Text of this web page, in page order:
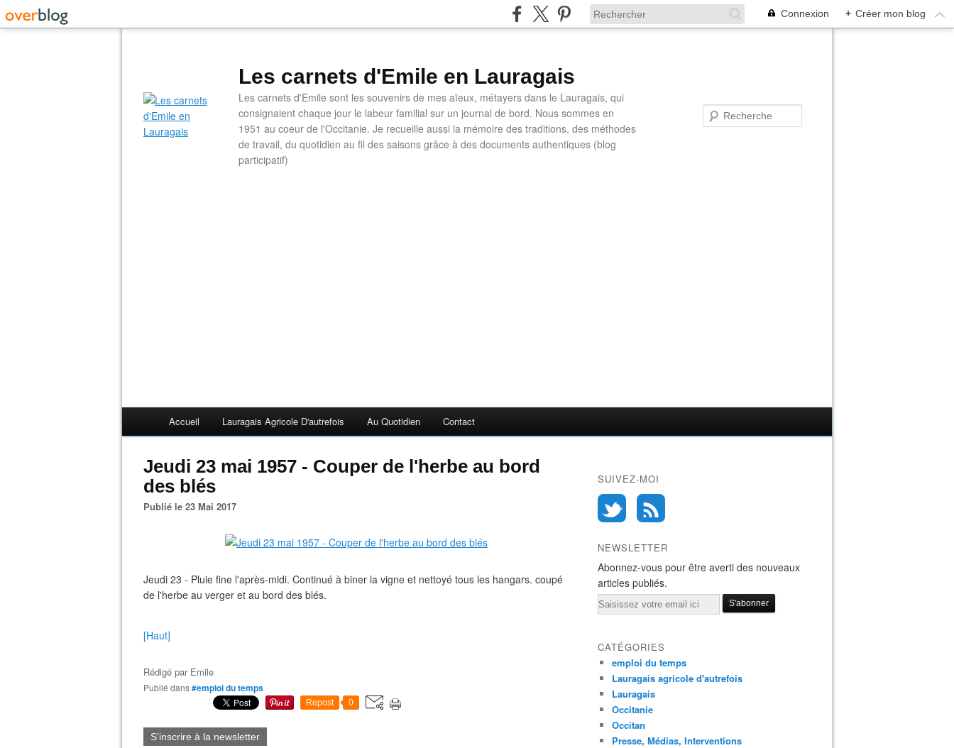
Connexion + Créer mon blog
Les carnets d'Emile en Lauragais
Les carnets d'Emile sont les souvenirs de mes aïeux, métayers dans le Lauragais, qui
consignaient chaque jour le labeur familial sur un journal de bord. Nous sommes en
1951 au coeur de l'Occitanie. Je recueille aussi la mémoire des traditions, des méthodes
de travail, du quotidien au fil des saisons grâce à des documents authentiques (blog
participatif)
Accueil Lauragais Agricole D'autrefois Au Quotidien Contact
Jeudi 23 mai 1957 - Couper de l'herbe au bord
des blés
Publié le 23 Mai 2017
Jeudi 23 - Pluie fine l'après-midi. Continué à biner la vigne et nettoyé tous les hangars. coupé
de l'herbe au verger et au bord des blés.
[Haut]
Rédigé par Emile
Publié dans#emploi du temps
Repost 0
S'inscrire à la newsletter
SUIVEZ-MOI
NEWSLETTER
Abonnez-vous pour être averti des nouveaux
articles publiés.
Email
CATÉGORIES
emploi du temps
Lauragais agricole d'autrefois
Lauragais
Occitanie
Occitan
Presse, Médias, Interventions